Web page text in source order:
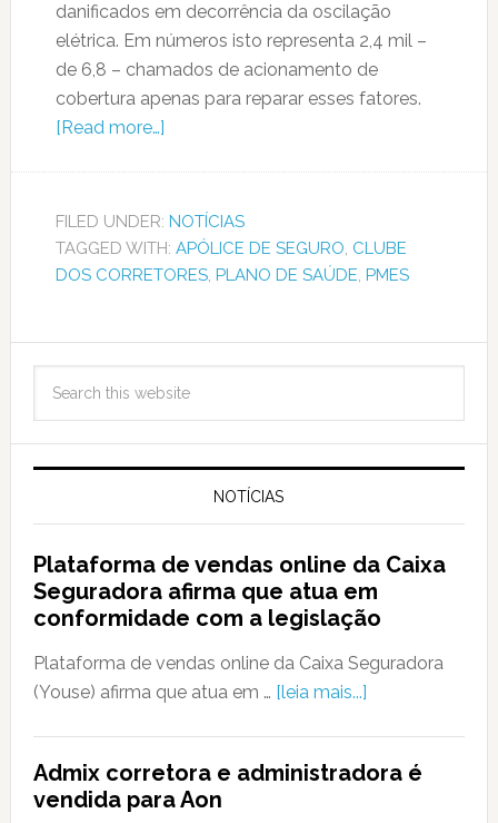
danificados em decorrência da oscilação
elétrica. Em números isto representa 2,4 mil –
de 6,8 – chamados de acionamento de
cobertura apenas para reparar esses fatores.
[Read more…]
FILED UNDER: NOTÍCIAS
TAGGED WITH: APÓLICE DE SEGURO, CLUBE
DOS CORRETORES, PLANO DE SAÚDE, PMES
NOTÍCIAS
Plataforma de vendas online da Caixa
Seguradora afirma que atua em
conformidade com a legislação
Plataforma de vendas online da Caixa Seguradora
(Youse) afirma que atua em … [leia mais...]
Admix corretora e administradora é
vendida para Aon